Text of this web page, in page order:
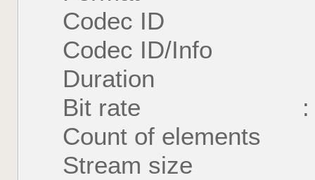
Codec ID :
Codec ID/Info :
Duration : 58
Bit rate : 48
Count of
Stream size :